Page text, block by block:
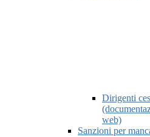
Dirigenti
web)
Sanzioni per